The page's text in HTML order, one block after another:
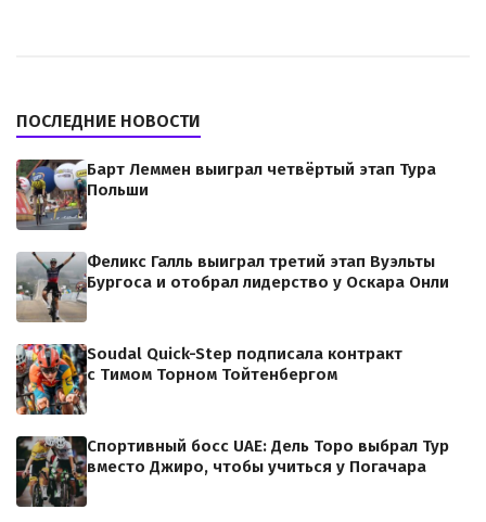
ПОСЛЕДНИЕ НОВОСТИ
Барт Леммен выиграл четвёртый этап Тура
Польши
Феликс Галль выиграл третий этап Вуэльты
Бургоса и отобрал лидерство у Оскара Онли
Soudal Quick-Step подписала контракт
с Тимом Торном Тойтенбергом
Спортивный босс UAE: Дель Торо выбрал Тур
вместо Джиро, чтобы учиться у Погачара